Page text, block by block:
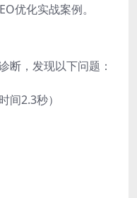
优化实战案例。
断，发现以下问题：
间2.3秒）